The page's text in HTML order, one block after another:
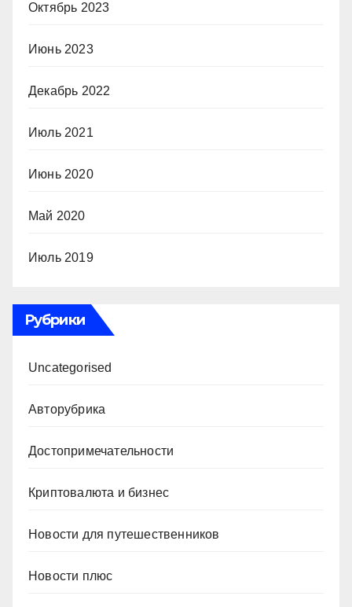
Октябрь 2023
Июнь 2023
Декабрь 2022
Июль 2021
Июнь 2020
Май 2020
Июль 2019
Рубрики
Uncategorised
Авторубрика
Достопримечательности
Криптовалюта и бизнес
Новости для путешественников
Новости плюс